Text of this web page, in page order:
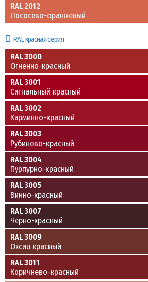
RAL 2012
Лососёво-оранжевый
RAL красная серия
RAL 3000
Огненно-красный
RAL 3001
Сигнальный красный
RAL 3002
Карминно-красный
RAL 3003
Рубиново-красный
RAL 3004
Пурпурно-красный
RAL 3005
Винно-красный
RAL 3007
Чёрно-красный
RAL 3009
Оксид красный
RAL 3011
Коричнево-красный